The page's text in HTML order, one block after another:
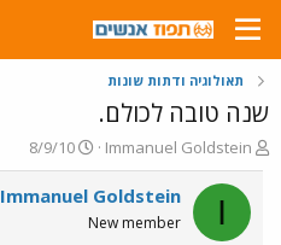
תאולוגיה ודתות שונות
שנה טובה לכולם.
פ
ו
ת
ח
ה
Immanuel Goldstein
פ
ו
ר
8/9/10
I
Immanuel Goldstein
New member